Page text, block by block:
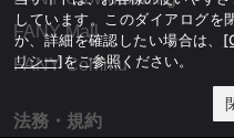
FANY Mall
FANY Commu
法務・規約
しています。このダイアログを
か、詳細を確認したい場合は、
リシー]をご参照ください。